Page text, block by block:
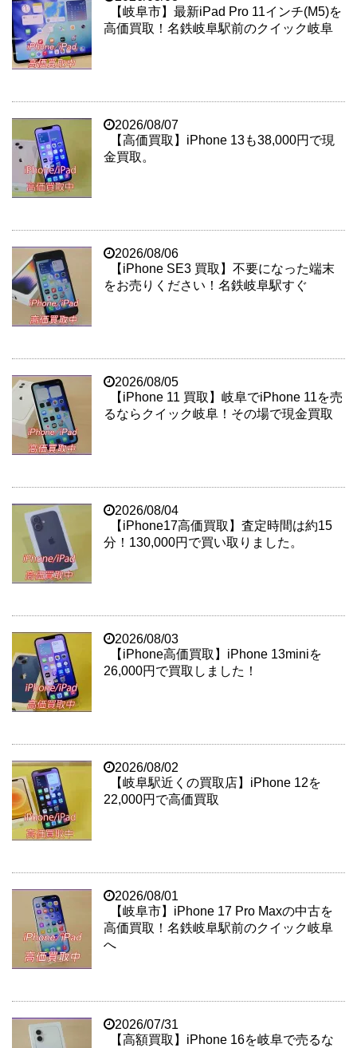
【岐阜市】最新iPad Pro 11インチ(M5)を
高価買取！名鉄岐阜駅前のクイック岐阜
2026/08/07
【高価買取】iPhone 13も38,000円で現
金買取。
2026/08/06
【iPhone SE3 買取】不要になった端末
をお売りください！名鉄岐阜駅すぐ
2026/08/05
【iPhone 11 買取】岐阜でiPhone 11を売
るならクイック岐阜！その場で現金買取
2026/08/04
【iPhone17高価買取】査定時間は約15
分！130,000円で買い取りました。
2026/08/03
【iPhone高価買取】iPhone 13miniを
26,000円で買取しました！
2026/08/02
【岐阜駅近くの買取店】iPhone 12を
22,000円で高価買取
2026/08/01
【岐阜市】iPhone 17 Pro Maxの中古を
高価買取！名鉄岐阜駅前のクイック岐阜
へ
2026/07/31
【高額買取】iPhone 16を岐阜で売るな